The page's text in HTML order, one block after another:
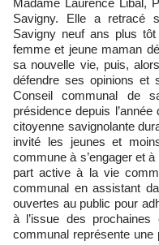
Madame Laurence Libal,
Savigny. Elle a retracé
Savigny neuf ans plus
femme et jeune maman
sa nouvelle vie, puis,
défendre ses opinions et
Conseil communal de
présidence depuis
citoyenne savignolante
invité les jeunes et
commune à s’engager et
part active à la vie
communal en assistant
ouvertes au public pour
à l’issue des prochaines
communal représente une